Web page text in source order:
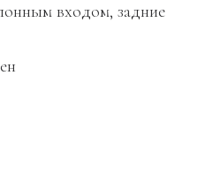
входом, задние